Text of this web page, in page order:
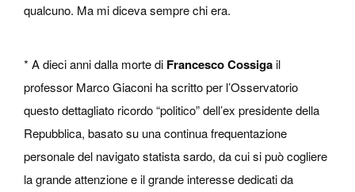
qualcuno. Ma mi diceva sempre chi era.
* A dieci anni dalla morte di Francesco Cossigail
professor Marco Giaconi ha scritto per l’Osservatorio
questo dettagliato ricordo “politico” dell’ex presidente della
Repubblica, basato su una continua frequentazione
personale del navigato statista sardo, da cui si può cogliere
la grande attenzione e il grande interesse dedicati da